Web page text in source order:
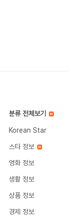
분류 전체보기
Korean Star
스타 정보
영화 정보
생활 정보
상품 정보
경제 정보